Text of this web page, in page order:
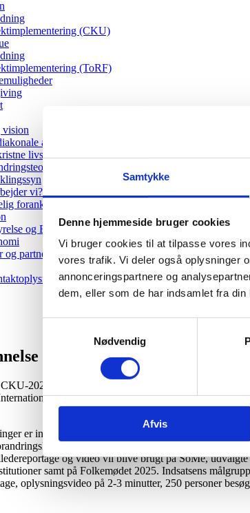
Samtykke
Denne hjemmeside bruger cookies
Vi bruger cookies til at tilpasse vores
vores trafik. Vi deler også oplysninger
annonceringspartnere og
dem, eller som de har indsamlet fra din
Nødvendig
Afvis
(CKU)
(ToRF)
arbejde
livssyn
vi?
forankring
og Bevillingsudvalg
partnere
for alle!
CKU-2024-I-03
Aid Services Denmark
er indsatsens formål at oplyse om Inkluderende
fra lokalsamfundet i Singida-region.
og video vil blive brugt på SoMe,
samt på Folkemødet 2025. Indsatsens
oplysningsvideo på 2-3 minutter, 250 personer